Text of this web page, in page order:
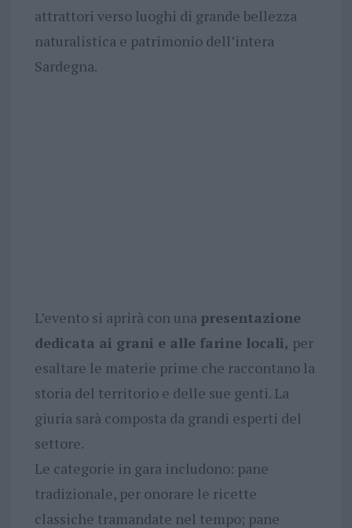
attrattori verso luoghi di grande bellezza
naturalistica e patrimonio dell’intera
Sardegna.
L’evento si aprirà con una presentazione
dedicata ai grani e alle farine locali, per
esaltare le materie prime che raccontano la
storia del territorio e delle sue genti. La
giuria sarà composta da grandi esperti del
settore.
Le categorie in gara includono: pane
tradizionale, per onorare le ricette
classiche tramandate nel tempo; pane